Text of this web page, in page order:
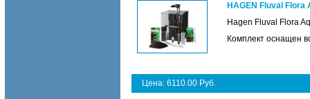
HAGEN Fluval
Hagen Fluval Flora
Комплект оснащен
Цена: 6110.00 Руб.